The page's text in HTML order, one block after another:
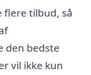
tilbud, så
den bedste
vil ikke kun